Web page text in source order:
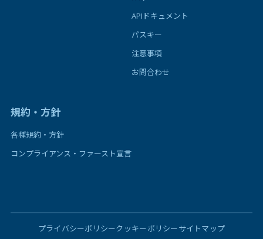
APIドキュメント
パスキー
注意事項
お問合わせ
規約・方針
各種規約・方針
コンプライアンス・ファースト宣言
プライバシーポリシークッキーポリシーサイトマップ